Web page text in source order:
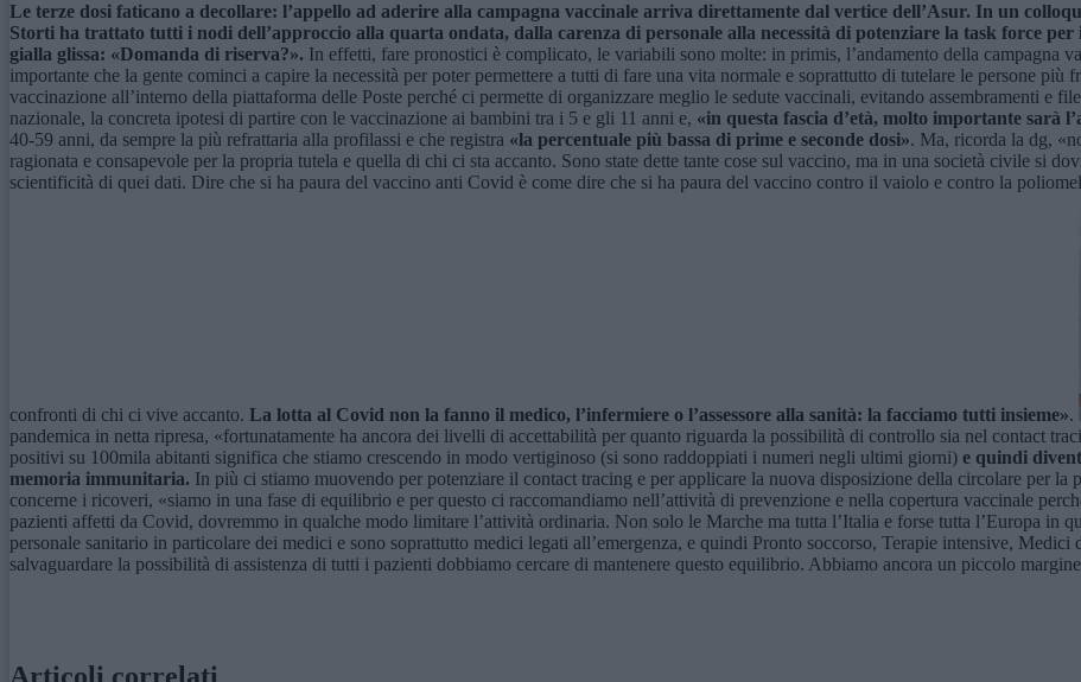
Le terze dosi faticano a decollare: l’appello ad aderire alla campagna vaccinale arriva direttamente dal vertice dell’Asur. In un
Storti ha trattato tutti i nodi dell’approccio alla quarta ondata, dalla carenza di personale alla necessità di potenziare la task force
gialla glissa: «Domanda di riserva?». In effetti, fare pronostici è complicato, le variabili sono molte: in primis, l’andamento della campagna
importante che la gente cominci a capire la necessità per poter permettere a tutti di fare una vita normale e soprattutto di tutelare le persone
vaccinazione all’interno della piattaforma delle Poste perché ci permette di organizzare meglio le sedute vaccinali, evitando assembramenti e
nazionale, la concreta ipotesi di partire con le vaccinazione ai bambini tra i 5 e gli 11 anni e, «in questa fascia d’età, molto importante sarà
40-59 anni, da sempre la più refrattaria alla profilassi e che registra «la percentuale più bassa di prime e seconde dosi». Ma, ricorda la dg,
ragionata e consapevole per la propria tutela e quella di chi ci sta accanto. Sono state dette tante cose sul vaccino, ma in una società civile si
scientificità di quei dati. Dire che si ha paura del vaccino anti Covid è come dire che si ha paura del vaccino contro il vaiolo e contro la
confronti di chi ci vive accanto. La lotta al Covid non la fanno il medico, l’infermiere o l’assessore alla sanità: la facciamo tutti insieme».
pandemica in netta ripresa, «fortunatamente ha ancora dei livelli di accettabilità per quanto riguarda la possibilità di controllo sia nel contact
positivi su 100mila abitanti significa che stiamo crescendo in modo vertiginoso (si sono raddoppiati i numeri negli ultimi giorni) e quindi
memoria immunitaria. In più ci stiamo muovendo per potenziare il contact tracing e per applicare la nuova disposizione della circolare per
concerne i ricoveri, «siamo in una fase di equilibrio e per questo ci raccomandiamo nell’attività di prevenzione e nella copertura vaccinale
pazienti affetti da Covid, dovremmo in qualche modo limitare l’attività ordinaria. Non solo le Marche ma tutta l’Italia e forse tutta l’Europa in
personale sanitario in particolare dei medici e sono soprattutto medici legati all’emergenza, e quindi Pronto soccorso, Terapie intensive,
salvaguardare la possibilità di assistenza di tutti i pazienti dobbiamo cercare di mantenere questo equilibrio. Abbiamo ancora un piccolo